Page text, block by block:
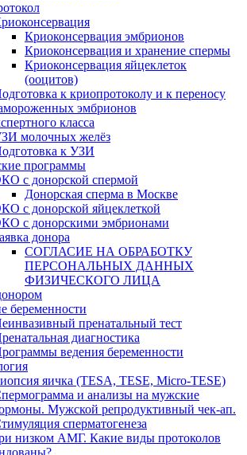
Криоконсервация эмбрионов
Криоконсервация и хранение спермы
Криоконсервация яйцеклеток
(ооцитов)
к криопротоколу и к переносу
эмбрионов
класса
молочных желёз
к УЗИ
программы
с донорской спермой
Донорская сперма в Москве
с донорской яйцеклеткой
с донорскими эмбрионами
донора
СОГЛАСИЕ НА ОБРАБОТКУ
ПЕРСОНАЛЬНЫХ ДАННЫХ
ФИЗИЧЕСКОГО ЛИЦА
беременности
пренатальный тест
диагностика
ведения беременности
яичка (TESA, TESE, Micro-TESE)
и анализы на мужские
Мужской репродуктивный чек-ап.
сперматогенеза
низком АМГ. Какие виды протоколов